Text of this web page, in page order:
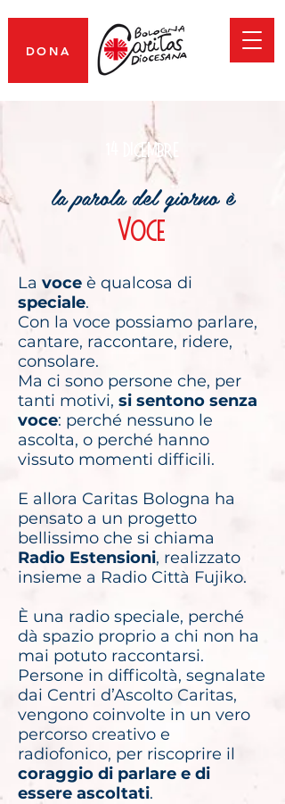
DONA
14 dicembre
voce
la parola del giorno è
La voce è qualcosa di
speciale.
Con la voce possiamo parlare,
cantare, raccontare, ridere,
consolare.
Ma ci sono persone che, per
tanti motivi, si sentono senza
voce: perché nessuno le
ascolta, o perché hanno
vissuto momenti difficili.
E allora Caritas Bologna ha
pensato a un progetto
bellissimo che si chiama
Radio Estensioni, realizzato
insieme a Radio Città Fujiko.
È una radio speciale, perché
dà spazio proprio a chi non ha
mai potuto raccontarsi.
Persone in difficoltà, segnalate
dai Centri d’Ascolto Caritas,
vengono coinvolte in un vero
percorso creativo e
radiofonico, per riscoprire il
coraggio di parlare e di
essere ascoltati.